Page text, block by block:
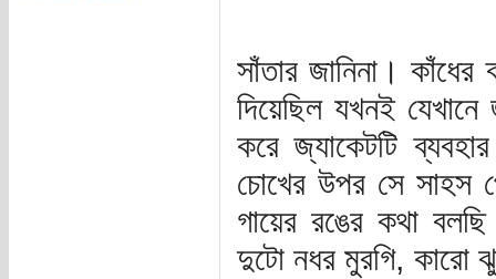
সাঁতার জানিনা।
দিয়েছিল যখনই
করে জ্যাকেটটি
চোখের উপর সে সাহস
গায়ের রঙের কথা
দুটো নধর মুরগি, কারো